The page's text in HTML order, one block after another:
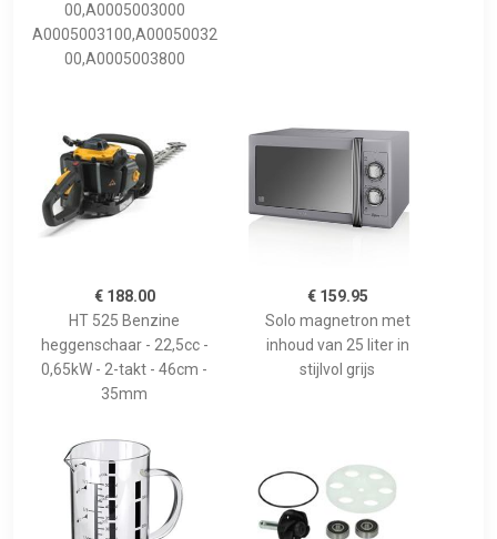
00,A0005003000
A0005003100,A00050032
00,A0005003800
€ 188.00
HT 525 Benzine
heggenschaar - 22,5cc -
0,65kW - 2-takt - 46cm -
35mm
€ 159.95
Solo magnetron met
inhoud van 25 liter in
stijlvol grijs